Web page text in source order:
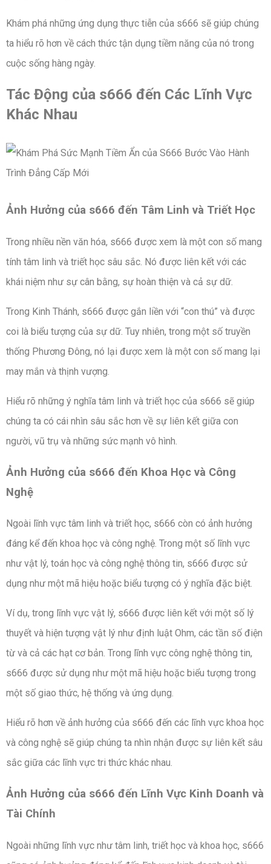
Khám phá những ứng dụng thực tiễn của s666 sẽ giúp chúng
ta hiểu rõ hơn về cách thức tận dụng tiềm năng của nó trong
cuộc sống hàng ngày.
Tác Động của s666 đến Các Lĩnh Vực
Khác Nhau
Ảnh Hưởng của s666 đến Tâm Linh và Triết Học
Trong nhiều nền văn hóa, s666 được xem là một con số mang
tính tâm linh và triết học sâu sắc. Nó được liên kết với các
khái niệm như sự cân bằng, sự hoàn thiện và cả sự dữ.
Trong Kinh Thánh, s666 được gắn liền với “con thú” và được
coi là biểu tượng của sự dữ. Tuy nhiên, trong một số truyền
thống Phương Đông, nó lại được xem là một con số mang lại
may mắn và thịnh vượng.
Hiểu rõ những ý nghĩa tâm linh và triết học của s666 sẽ giúp
chúng ta có cái nhìn sâu sắc hơn về sự liên kết giữa con
người, vũ trụ và những sức mạnh vô hình.
Ảnh Hưởng của s666 đến Khoa Học và Công
Nghệ
Ngoài lĩnh vực tâm linh và triết học, s666 còn có ảnh hưởng
đáng kể đến khoa học và công nghệ. Trong một số lĩnh vực
như vật lý, toán học và công nghệ thông tin, s666 được sử
dụng như một mã hiệu hoặc biểu tượng có ý nghĩa đặc biệt.
Ví dụ, trong lĩnh vực vật lý, s666 được liên kết với một số lý
thuyết và hiện tượng vật lý như định luật Ohm, các tần số điện
từ và cả các hạt cơ bản. Trong lĩnh vực công nghệ thông tin,
s666 được sử dụng như một mã hiệu hoặc biểu tượng trong
một số giao thức, hệ thống và ứng dụng.
Hiểu rõ hơn về ảnh hưởng của s666 đến các lĩnh vực khoa học
và công nghệ sẽ giúp chúng ta nhìn nhận được sự liên kết sâu
sắc giữa các lĩnh vực tri thức khác nhau.
Ảnh Hưởng của s666 đến Lĩnh Vực Kinh Doanh và
Tài Chính
Ngoài những lĩnh vực như tâm linh, triết học và khoa học, s666